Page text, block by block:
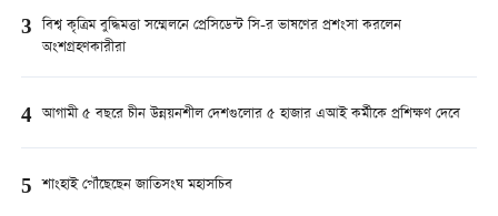
3 বিশ্ব কৃত্রিম বুদ্ধিমত্তা সম্মেলনে প্রেসিডেন্ট সি-র ভাষণের প্রশংসা করলেন
অংশগ্রহণকারীরা
4 আগামী ৫ বছরে চীন উন্নয়নশীল দেশগুলোর ৫ হাজার এআই কর্মীকে প্রশিক্ষণ দেবে
5 শাংহাই পৌঁছেছেন জাতিসংঘ মহাসচিব